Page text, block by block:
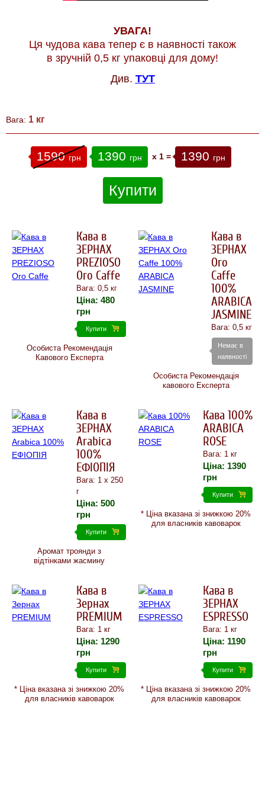
УВАГА!
Ця чудова кава тепер є в наявностi також
в зручній 0,5 кг упаковці для дому!
Див. ТУТ
Вага: 1 кг
1590грн 1390 грн x 1= 1390 грн
Купити
Кава в
ЗЕРНАХ
PREZIOSO
Oro Caffe
Вага: 0,5 кг
Ціна: 480
грн
Купити
Особиста Рекомендація
Кавового Експерта
Кава в
ЗЕРНАХ
Oro
Caffe
100%
ARABICA
JASMINE
Вага: 0,5 кг
Немає в
наявності
Особиста Рекомендація
кавового Експерта
Кава в
ЗЕРНАХ
Arabica
100%
ЕФIОПIЯ
Вага: 1 х 250
г
Ціна: 500
грн
Купити
Аромат троянди з
відтінками жасмину
Кава 100%
ARABICA
ROSE
Вага: 1 кг
Ціна: 1390
грн
Купити
* Ціна вказана зі знижкою 20%
для власників кавоварок
Кава в
Зернах
PREMIUM
Вага: 1 кг
Ціна: 1290
грн
Купити
* Ціна вказана зі знижкою 20%
для власників кавоварок
Кава в
ЗЕРНАХ
ESPRESSO
Вага: 1 кг
Ціна: 1190
грн
Купити
* Ціна вказана зі знижкою 20%
для власників кавоварок